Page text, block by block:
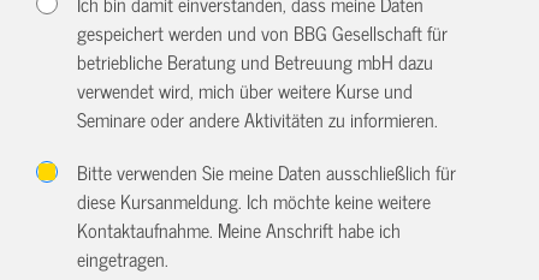
gespeichert werden und von BBG Gesellschaft für
betriebliche Beratung und Betreuung mbH dazu
verwendet wird, mich über weitere Kurse und
Seminare oder andere Aktivitäten zu informieren.
Bitte verwenden Sie meine Daten ausschließlich für
diese Kursanmeldung. Ich möchte keine weitere
Kontaktaufnahme. Meine Anschrift habe ich
eingetragen.